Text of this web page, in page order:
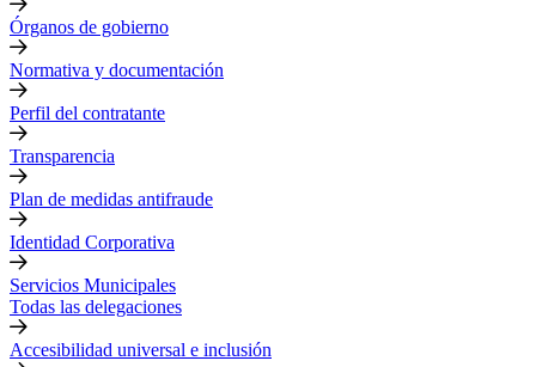
Órganos de gobierno
Normativa y documentación
Perfil del contratante
Transparencia
Plan de medidas antifraude
Identidad Corporativa
Servicios Municipales
Todas las delegaciones
Accesibilidad universal e inclusión